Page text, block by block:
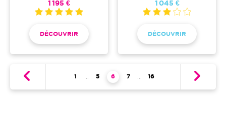
1 195 €
DÉCOUVRIR
1 045 €
DÉCOUVRIR
Première page
1 Page
5 Page courante
6 Page
7 Dernière page
16